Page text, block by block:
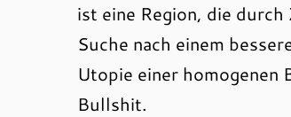
ist eine Region, die
Suche nach einem
Utopie einer
Bullshit.